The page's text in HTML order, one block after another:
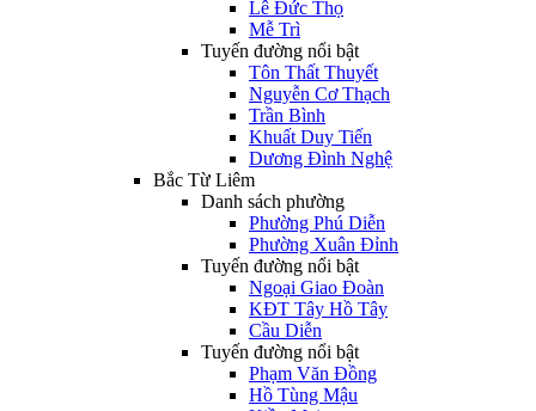
Lê Đức Thọ
Mễ Trì
Tuyến đường nổi bật
Tôn Thất Thuyết
Nguyễn Cơ Thạch
Trần Bình
Khuất Duy Tiến
Dương Đình Nghệ
Bắc Từ Liêm
Danh sách phường
Phường Phú Diễn
Phường Xuân Đỉnh
Tuyến đường nổi bật
Ngoại Giao Đoàn
KĐT Tây Hồ Tây
Cầu Diễn
Tuyến đường nổi bật
Phạm Văn Đồng
Hồ Tùng Mậu